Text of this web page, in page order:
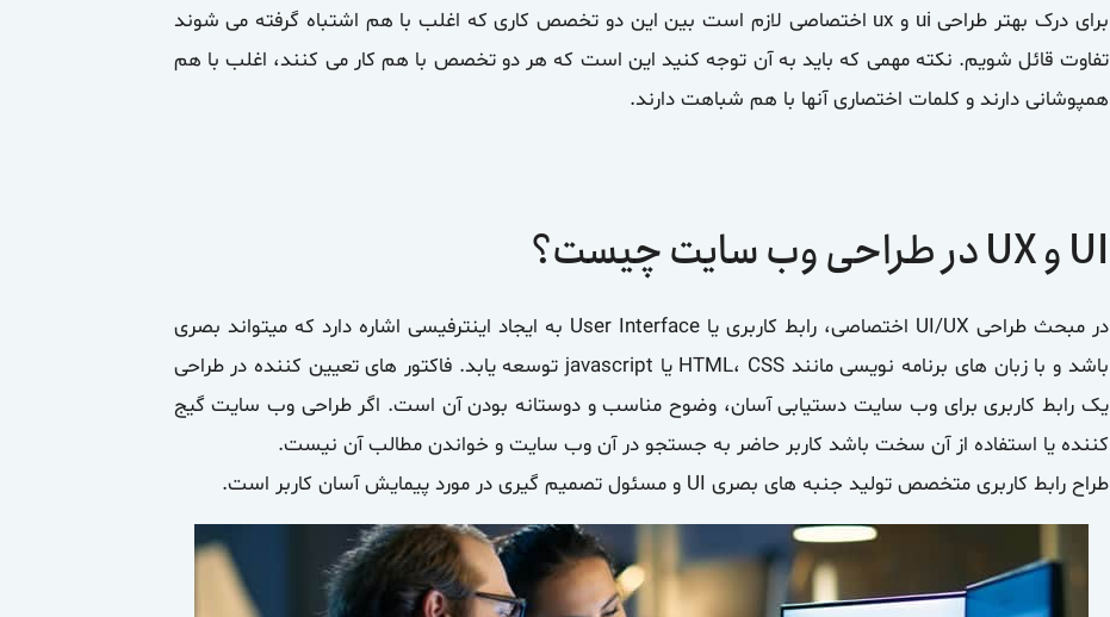
برای درک بهتر طراحی ui و ux اختصاصی
لازم است بین این دو تخصص کاری که اغلب با هم اشتباه گرفته می شوند
تفاوت قائل شویم. نکته مهمی که باید به آن توجه کنید این است که هر دو تخصص با هم کار می کنند، اغلب با هم
همپوشانی دارند و کلمات اختصاری آنها با هم شباهت دارند.
UIوUXدر طراحی وب سایت چیست؟
در مبحثطراحی UI/UX اختصاصی
، رابط کاربری یا User Interface به ایجاد اینترفیسی اشاره دارد که میتواند بصری
باشد و با زبان های برنامه نویسی مانند HTML، CSS یا javascript توسعه یابد. فاکتور های تعیین کننده در طراحی
یک رابط کاربری برای وب سایت دستیابی آسان، وضوح مناسب و دوستانه بودن آن است. اگر طراحی وب سایت گیج
کننده یا استفاده از آن سخت باشد کاربر حاضر به جستجو در آن وب سایت و خواندن مطالب آن نیست.
طراح رابط کاربری متخصص تولید جنبه های بصری UI و مسئول تصمیم گیری در مورد پیمایش آسان کاربر است.